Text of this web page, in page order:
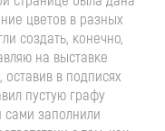
цветов в разных
создать, конечно,
на выставке
в подписях
пустую графу
сами заполнили